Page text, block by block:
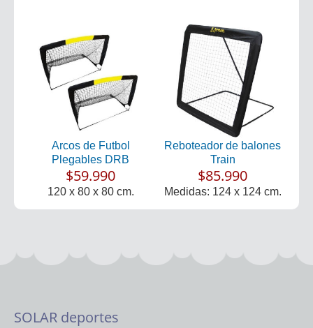
Arcos de Futbol
Plegables DRB
$59.990
120 x 80 x 80 cm.
Reboteador de balones
Train
$85.990
Medidas: 124 x 124 cm.
SOLAR deportes